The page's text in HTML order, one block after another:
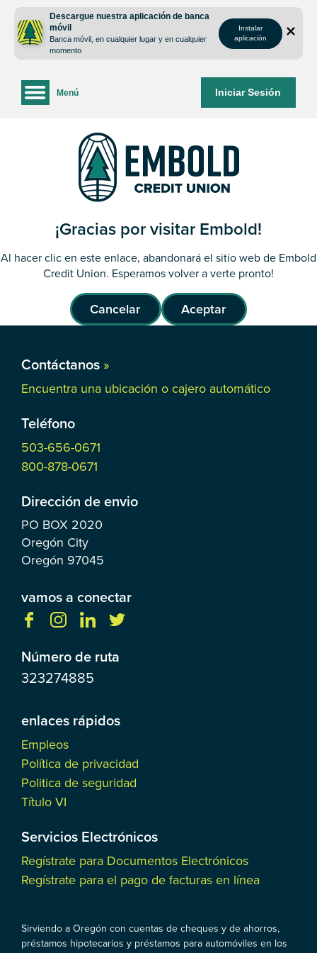
contenido
inicio
Descargue nuestra aplicación de banca
móvil
Banca móvil, en cualquier lugar y en cualquier
momento
Instalar
aplicación
Iniciar Sesión
Menú
¡Gracias por visitar Embold!
Al hacer clic en este enlace, abandonará el sitio web de Embold
Credit Union. Esperamos volver a verte pronto!
Cancelar Aceptar
Contáctanos »
Encuentra una ubicación o cajero automático
Teléfono
503-656-0671
800-878-0671
Dirección de envio
PO BOX 2020
Oregón City
Oregón 97045
vamos a conectar
Número de ruta
323274885
enlaces rápidos
Empleos
Política de privacidad
Politica de seguridad
Título VI
Servicios Electrónicos
Regístrate para Documentos Electrónicos
Regístrate para el pago de facturas en línea
Sirviendo a Oregón con cuentas de cheques y de ahorros,
préstamos hipotecarios y préstamos para automóviles en los